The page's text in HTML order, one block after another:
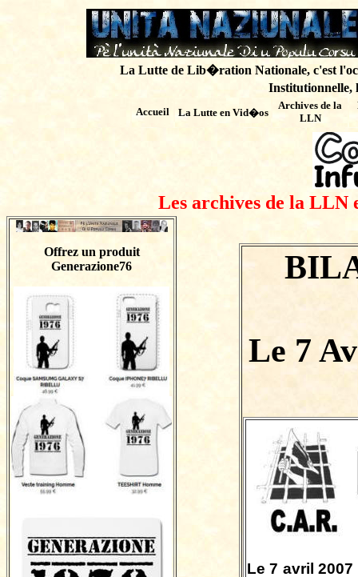
La Lutte de Lib�ration Nationale, c'est
Institutionnelle,
Accueil La Lutte en Vid�os
Archives de la
LLN
Les archives de la LLN
Offrez un produit
Generazione76
Le 7
Le 7 avril